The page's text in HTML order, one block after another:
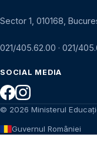
Sector 1, 010168,
021/405.62.00 · 021/
SOCIAL MEDIA
© 2026 Ministerul
Guvernul României